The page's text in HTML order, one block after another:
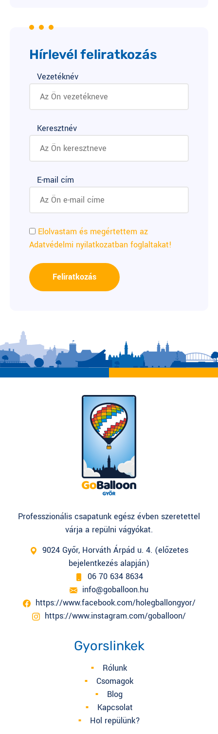
Hírlevél feliratkozás
Vezetéknév
Keresztnév
E-mail cím
Elolvastam és megértettem az
Adatvédelmi nyilatkozatban foglaltakat!
Professzionális csapatunk egész évben szeretettel
várja a repülni vágyókat.
9024 Győr, Horváth Árpád u. 4. (előzetes
bejelentkezés alapján)
06 70 634 8634
info@goballoon.hu
https://www.facebook.com/holegballongyor/
https://www.instagram.com/goballoon/
Gyorslinkek
Rólunk
Csomagok
Blog
Kapcsolat
Hol repülünk?